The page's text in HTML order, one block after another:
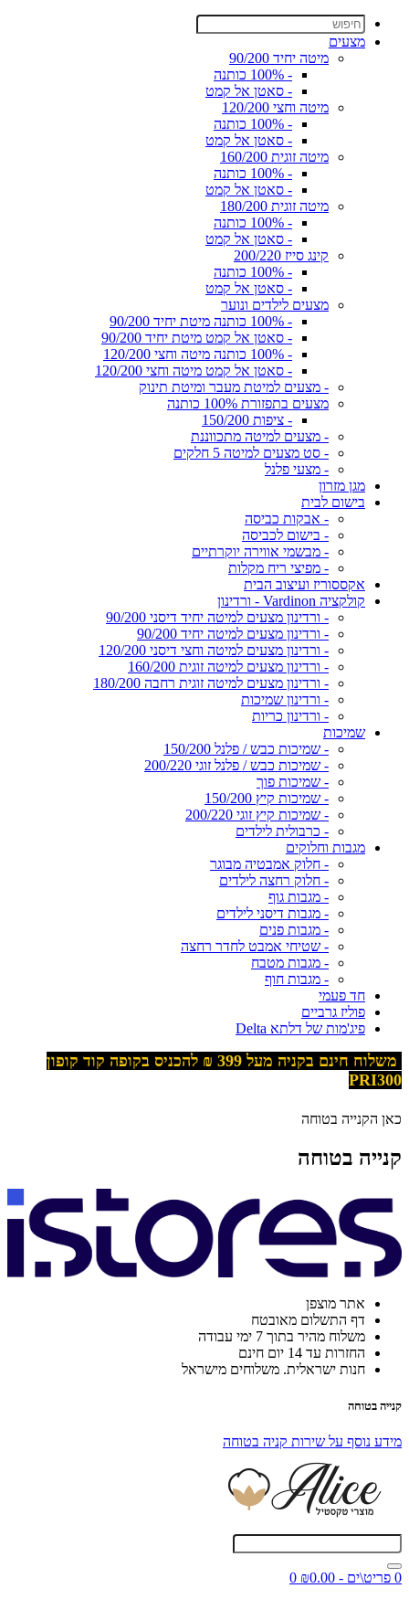
מצעים
מיטה יחיד 90/200
- 100% כותנה
- סאטן אל קמט
מיטה וחצי 120/200
- 100% כותנה
- סאטן אל קמט
מיטה זוגית 160/200
- 100% כותנה
- סאטן אל קמט
מיטה זוגית 180/200
- 100% כותנה
- סאטן אל קמט
קינג סייז 200/220
- 100% כותנה
- סאטן אל קמט
מצעים לילדים ונוער
- 100% כותנה מיטת יחיד 90/200
- סאטן אל קמט מיטת יחיד 90/200
- 100% כותנה מיטה וחצי 120/200
- סאטן אל קמט מיטה וחצי 120/200
- מצעים למיטת מעבר ומיטת תינוק
מצעים בתפזורת 100% כותנה
- ציפות 150/200
- מצעים למיטה מתכווננת
- סט מצעים למיטה 5 חלקים
- מצעי פלנל
מגן מזרון
בישום לבית
- אבקות כביסה
- בישום לכביסה
- מבשמי אווירה יוקרתיים
- מפיצי ריח מקלות
אקססוריז ועיצוב הבית
קולקציה Vardinon - ורדינון
- ורדינון מצעים למיטה יחיד דיסני 90/200
- ורדינון מצעים למיטה יחיד 90/200
- ורדינון מצעים למיטה וחצי דיסני 120/200
- ורדינון מצעים למיטה זוגית 160/200
- ורדינון מצעים למיטה זוגית רחבה 180/200
- ורדינון שמיכות
- ורדינון כריות
שמיכות
- שמיכות כבש / פלנל 150/200
- שמיכות כבש / פלנל זוגי 200/220
- שמיכות פוך
- שמיכות קיץ 150/200
- שמיכות קיץ זוגי 200/220
- כרבולית לילדים
מגבות וחלוקים
- חלוק אמבטיה מבוגר
- חלוק רחצה לילדים
- מגבות גוף
- מגבות דיסני לילדים
- מגבות פנים
- שטיחי אמבט לחדר רחצה
- מגבות מטבח
- מגבות חוף
חד פעמי
פוליז גרביים
פיג'מות של דלתא Delta
משלוח חינם בקניה מעל 399
₪ להכניס בקופה קוד קופון
PRI300
כאן הקנייה בטוחה
קנייה בטוחה
אתר מוצפן
דף התשלום מאובטח
משלוח מהיר בתוך 7 ימי עבודה
החזרות עד 14 יום חינם
חנות ישראלית. משלוחים מישראל
קנייה בטוחה
מידע נוסף על שירות קניה בטוחה
0 פריט\ים - ₪0.00
0